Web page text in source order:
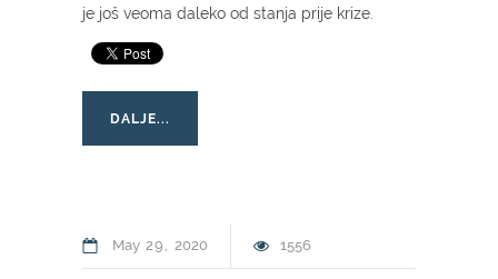
je još veoma daleko od stanja prije krize.
DALJE...
May 29 2020 1556